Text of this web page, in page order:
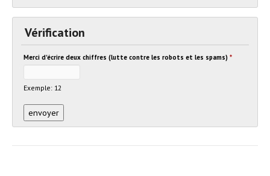
Vérification
Merci d'écrire deux chiffres (lutte contre les robots et les spams) *
Exemple: 12